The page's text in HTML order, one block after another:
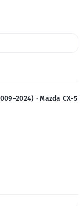
· Mazda CX-5